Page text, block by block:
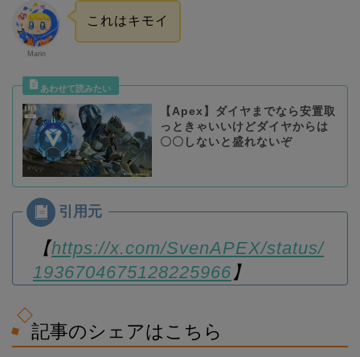
Marin
これはキモイ
【Apex】ダイヤまでなら安置取
っときゃいいけどダイヤからは
〇〇しないと盛れないぞ
【https://x.com/SvenAPEX/status/
1936704675128225966 】
記事のシェアはこちら